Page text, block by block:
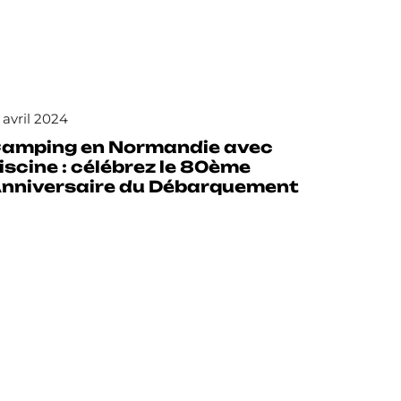
avril 2024
en Normandie avec
: célébrez le 80ème
du Débarquement